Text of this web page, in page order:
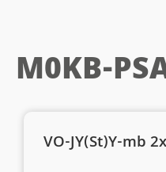
M0KB-
VO-JY(St)Y-mb